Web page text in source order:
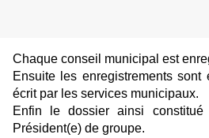
Chaque conseil municipal est
Ensuite les enregistrements sont
écrit par les services municipaux.
Enfin le dossier ainsi
Président(e) de groupe.